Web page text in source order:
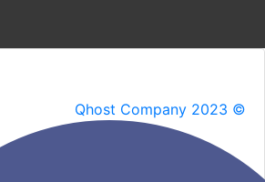
Qhost Company 2023 ©